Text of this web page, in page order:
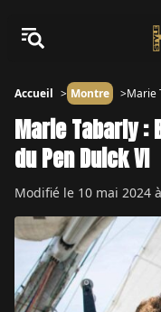
Accueil Montre
Marie
Marie Tabarly :
du Pen Duick VI
Modifié le 10 mai 2024